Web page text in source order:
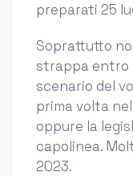
preparati 25
Soprattutto
strappa entro
scenario del
prima volta
oppure la
capolinea.
2023.